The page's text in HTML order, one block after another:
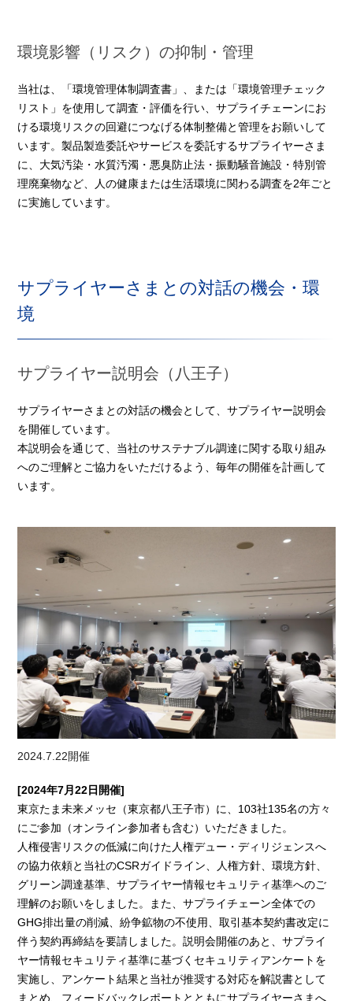
環境影響（リスク）の抑制・管理
当社は、「環境管理体制調査書」、または「環境管理チェック
リスト」を使用して調査・評価を行い、サプライチェーンにお
ける環境リスクの回避につなげる体制整備と管理をお願いして
います。製品製造委託やサービスを委託するサプライヤーさま
に、大気汚染・水質汚濁・悪臭防止法・振動騒音施設・特別管
理廃棄物など、人の健康または生活環境に関わる調査を2年ごと
に実施しています。
サプライヤーさまとの対話の機会・環
境
サプライヤー説明会（八王子）
サプライヤーさまとの対話の機会として、サプライヤー説明会
を開催しています。
本説明会を通じて、当社のサステナブル調達に関する取り組み
へのご理解とご協力をいただけるよう、毎年の開催を計画して
います。
2024.7.22開催
[2024年7月22日開催]
東京たま未来メッセ（東京都八王子市）に、103社135名の方々
にご参加（オンライン参加者も含む）いただきました。
人権侵害リスクの低減に向けた人権デュー・ディリジェンスへ
の協力依頼と当社のCSRガイドライン、人権方針、環境方針、
グリーン調達基準、サプライヤー情報セキュリティ基準へのご
理解のお願いをしました。また、サプライチェーン全体での
GHG排出量の削減、紛争鉱物の不使用、取引基本契約書改定に
伴う契約再締結を要請しました。説明会開催のあと、サプライ
ヤー情報セキュリティ基準に基づくセキュリティアンケートを
実施し、アンケート結果と当社が推奨する対応を解説書として
まとめ、フィードバックレポートとともにサプライヤーさまへ